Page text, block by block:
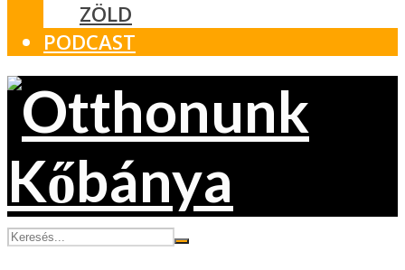
ZÖLD
PODCAST